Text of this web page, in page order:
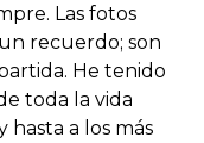
Las fotos
recuerdo; son
He tenido
toda la vida
hasta a los más